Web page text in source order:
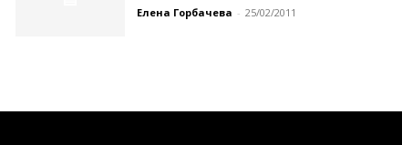
Елена Горбачева - 25/02/2011